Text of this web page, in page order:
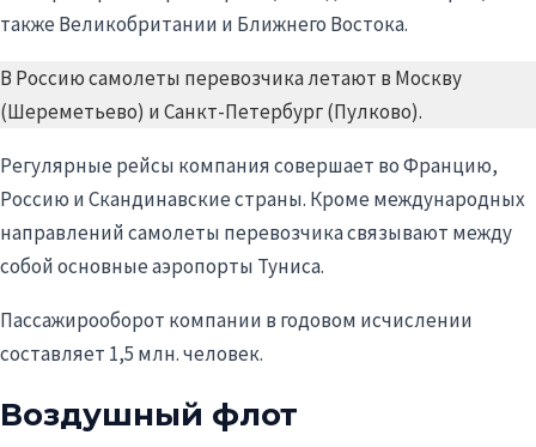
также Великобритании и Ближнего Востока.
В Россию самолеты перевозчика летают в Москву
(Шереметьево) и Санкт-Петербург (Пулково).
Регулярные рейсы компания совершает во Францию,
Россию и Скандинавские страны. Кроме международных
направлений самолеты перевозчика связывают между
собой основные аэропорты Туниса.
Пассажирооборот компании в годовом исчислении
составляет 1,5 млн. человек.
Воздушный флот